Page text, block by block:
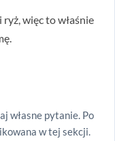
więc to właśnie
własne pytanie. Po
w tej sekcji.